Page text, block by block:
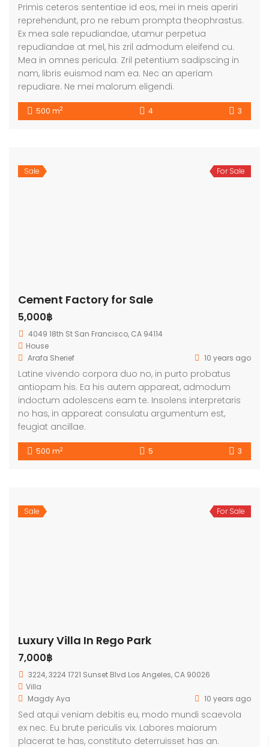
Primis ceteros sententiae id eos, mei in meis aperiri
reprehendunt, pro ne rebum prompta theophrastus.
Ex mea sale repudiandae, utamur perpetua
repudiandae at mel, his zril admodum eleifend cu.
Mea in omnes pericula. Zril petentium sadipscing in
nam, libris euismod nam ea. Nec an aperiam
repudiare. Ne mei malorum eligendi.
500 m2 4 3
Sale For Sale
Cement Factory for Sale
5,000฿
4049 18th St San Francisco, CA 94114
House
Arafa Sherief
10 years ago
Latine vivendo corpora duo no, in purto probatus
antiopam his. Ea his autem appareat, admodum
indoctum adolescens eam te. Insolens interpretaris
no has, in appareat consulatu argumentum est,
feugiat ancillae.
500 m2 5 3
Sale For Sale
Luxury Villa In Rego Park
7,000฿
3224, 3224 1721 Sunset Blvd Los Angeles, CA 90026
Villa
Magdy Aya
10 years ago
Sed atqui veniam debitis eu, modo mundi scaevola
ex nec. Eu brute periculis vix. Labores maiorum
placerat te has, constituto deterruisset has an.